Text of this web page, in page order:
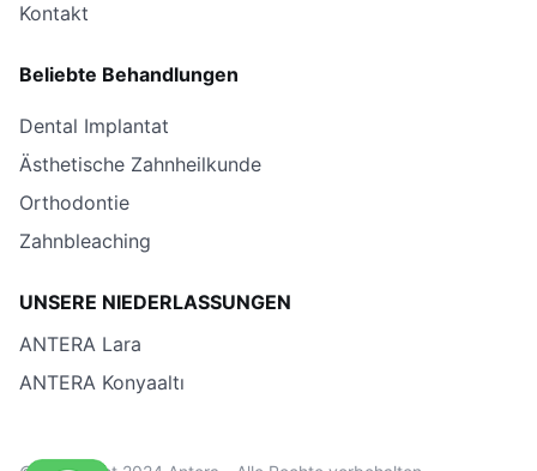
Kontakt
Beliebte Behandlungen
Dental Implantat
Ästhetische Zahnheilkunde
Orthodontie
Zahnbleaching
UNSERE NIEDERLASSUNGEN
ANTERA Lara
ANTERA Konyaaltı